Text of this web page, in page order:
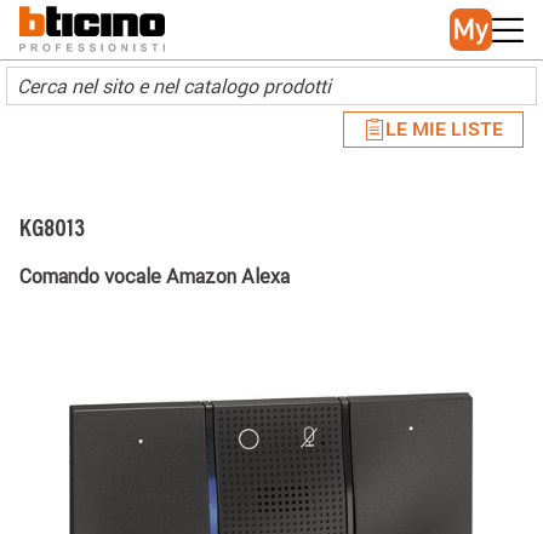
Skip to main content
Main navigation
LE MIE LISTE
KG8013
Comando vocale Amazon Alexa